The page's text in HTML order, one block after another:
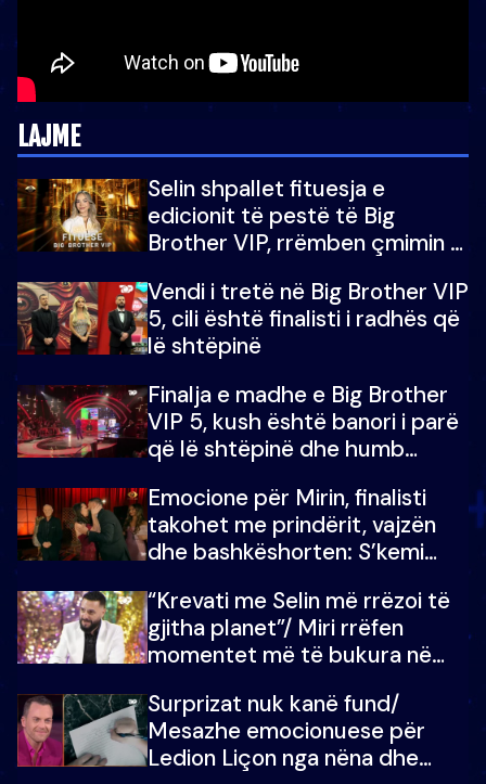
LAJME
Selin shpallet fituesja e
edicionit të pestë të Big
Brother VIP, rrëmben çmimin e
Vendi i tretë në Big Brother VIP
5, cili është finalisti i radhës që
lë shtëpinë
Finalja e madhe e Big Brother
VIP 5, kush është banori i parë
që lë shtëpinë dhe humb
çmimin e madh
Emocione për Mirin, finalisti
takohet me prindërit, vajzën
dhe bashkëshorten: S’kemi
“Krevati me Selin më rrëzoi të
gjitha planet”/ Miri rrëfen
momentet më të bukura në
mungojë zilja e mëngjesit kur…
Surprizat nuk kanë fund/
Mesazhe emocionuese për
Ledion Liçon nga nëna dhe